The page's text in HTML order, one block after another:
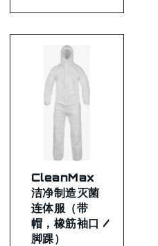
CleanMax
洁净制造灭菌
连体服（带
帽，橡筋袖口 /
脚踝）